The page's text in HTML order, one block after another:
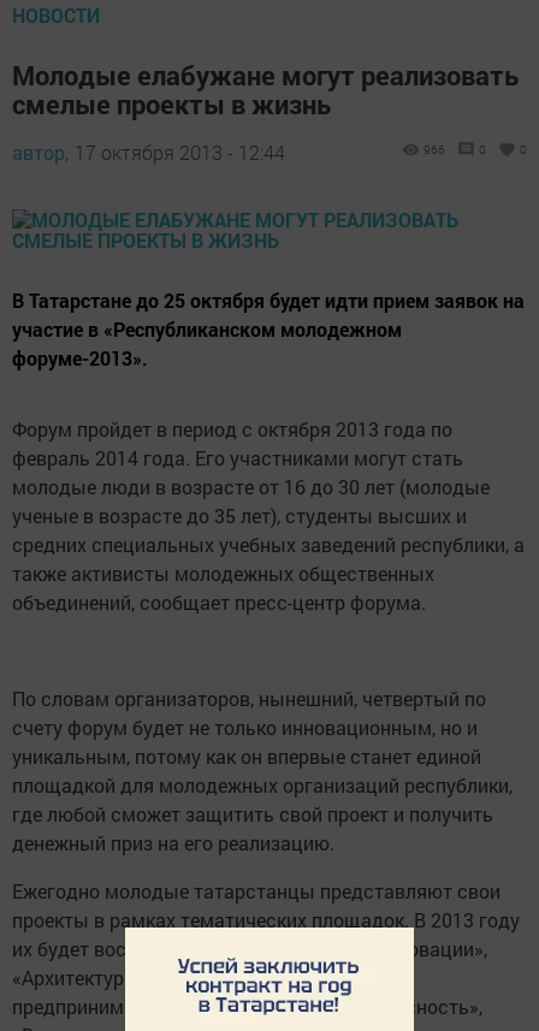
НОВОСТИ
Молодые елабужане могут реализовать
смелые проекты в жизнь
автор, 17 октября 2013 - 12:44 966 0 0
В Татарстане до 25 октября будет идти прием заявок на
участие в «Республиканском молодежном
форуме-2013».
Форум пройдет в период с октября 2013 года по
февраль 2014 года. Его участниками могут стать
молодые люди в возрасте от 16 до 30 лет (молодые
ученые в возрасте до 35 лет), студенты высших и
средних специальных учебных заведений республики, а
также активисты молодежных общественных
объединений, сообщает пресс-центр форума.
По словам организаторов, нынешний, четвертый по
счету форум будет не только инновационным, но и
уникальным, потому как он впервые станет единой
площадкой для молодежных организаций республики,
где любой сможет защитить свой проект и получить
денежный приз на его реализацию.
Ежегодно молодые татарстанцы представляют свои
проекты в рамках тематических площадок. В 2013 году
их будет восемь: «Молодежная наука и инновации»,
«Архитектура и городская среда», «Я
предприниматель», «Инициатива», «Безопасность»,